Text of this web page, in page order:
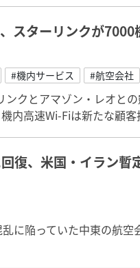
スターリンクが7000
#機内サービス #航空会社
クとアマゾン・レオとの
内高速Wi-Fiは新たな顧客
復、米国・イラン暫
に陥っていた中東の航空